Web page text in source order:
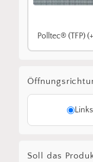
Polltec® (TFP)
Links
Soll das